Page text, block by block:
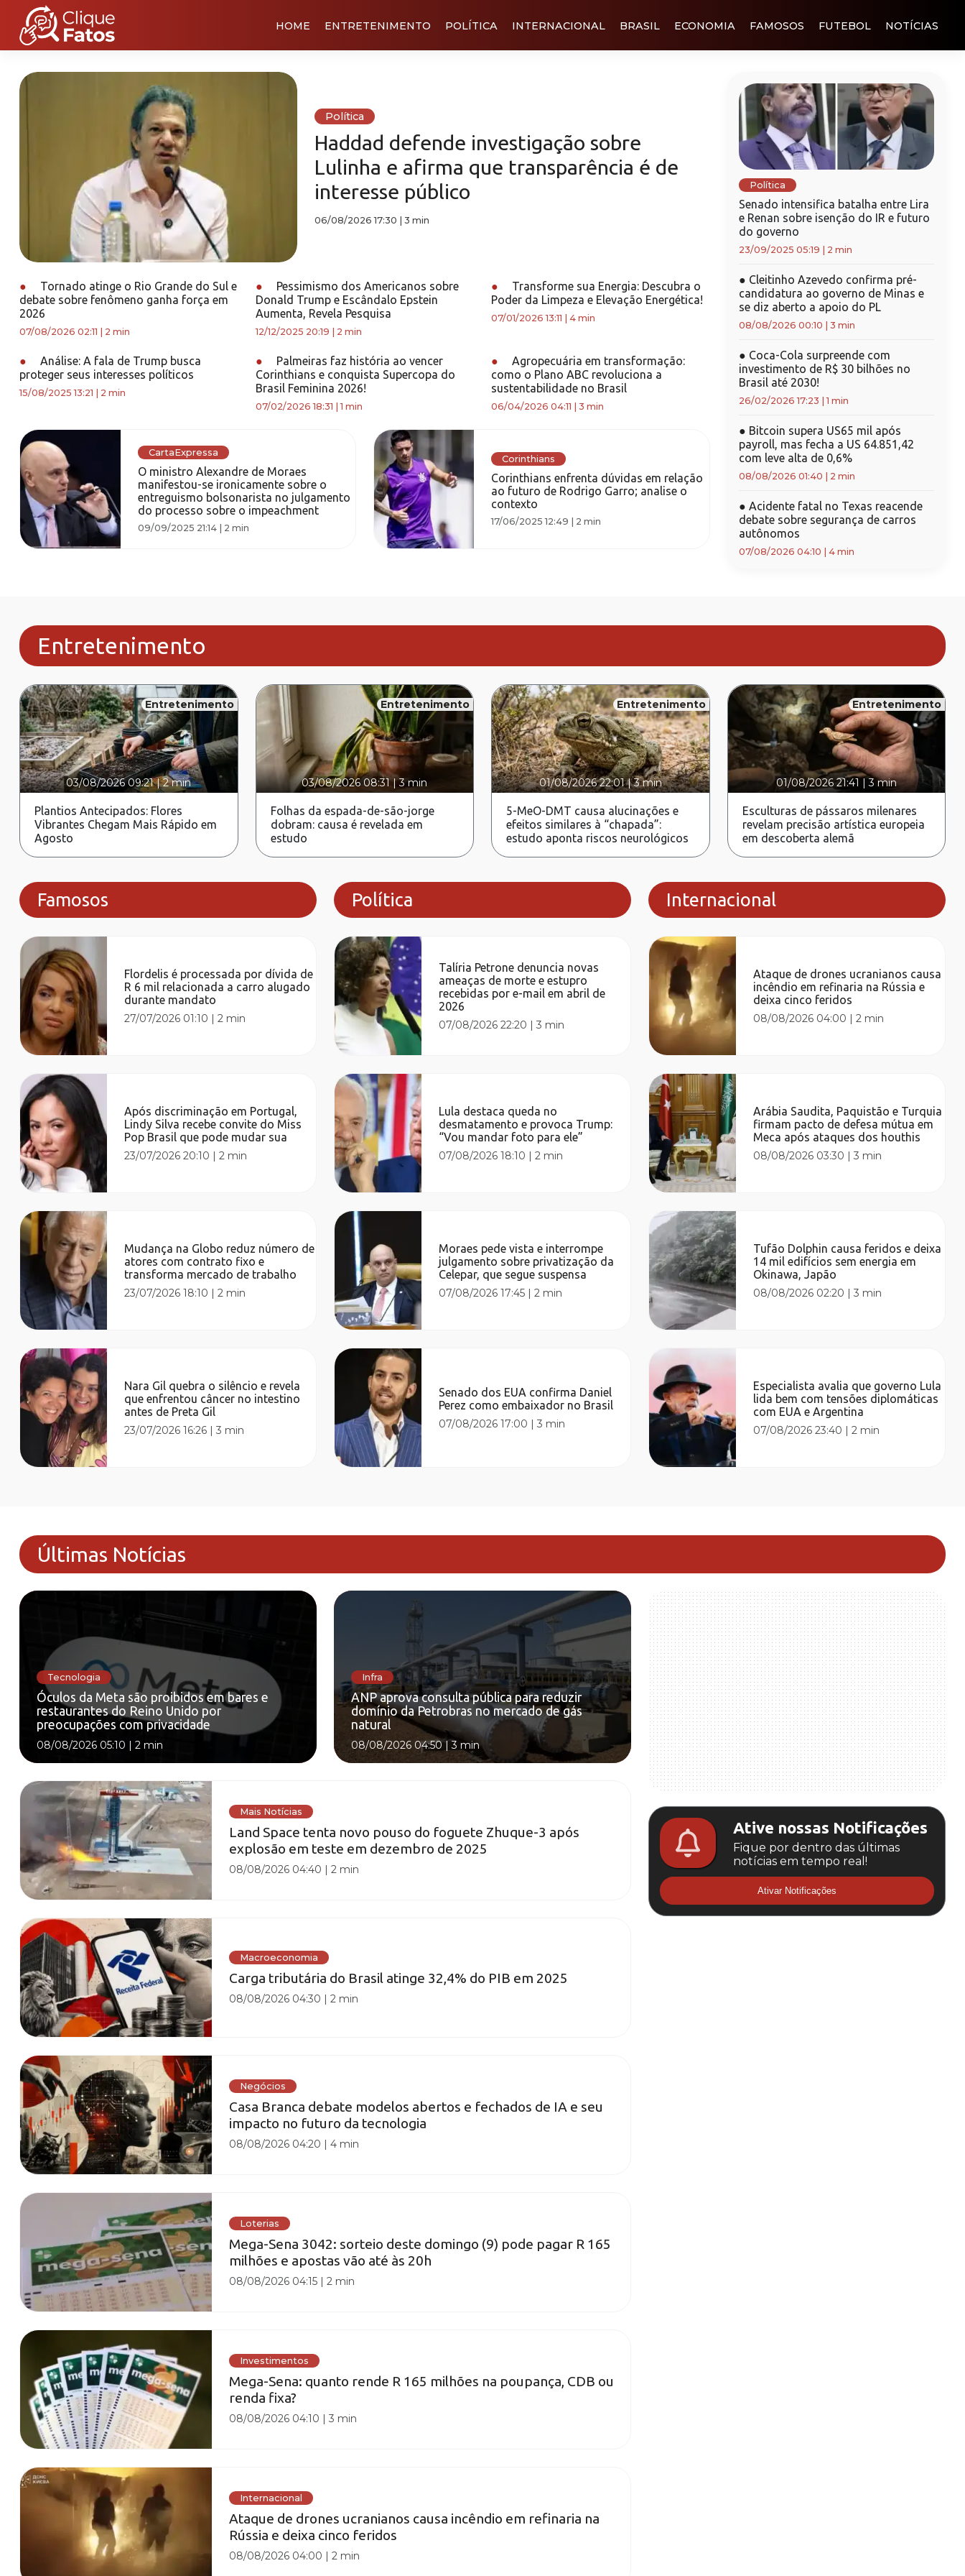
HOME ENTRETENIMENTO POLÍTICA INTERNACIONAL BRASIL ECONOMIA FAMOSOS FUTEBOL NOTÍCIAS
Política
Haddad defende investigação sobre
Lulinha e afirma que transparência é de
interesse público
06/08/2026 17:30 3 min
●
Tornado atinge o Rio Grande do Sul e
debate sobre fenômeno ganha força em
2026
07/08/2026 02:11 2 min
●
Pessimismo dos Americanos sobre
Donald Trump e Escândalo Epstein
Aumenta, Revela Pesquisa
12/12/2025 20:19 2 min
●
Transforme sua Energia: Descubra o
Poder da Limpeza e Elevação Energética!
07/01/2026 13:11 4 min
●
Análise: A fala de Trump busca
proteger seus interesses políticos
15/08/2025 13:21 2 min
●
Palmeiras faz história ao vencer
Corinthians e conquista Supercopa do
Brasil Feminina 2026!
07/02/2026 18:31 |1 min
●
Agropecuária em transformação:
como o Plano ABC revoluciona a
sustentabilidade no Brasil
06/04/2026 04:11 3 min
CartaExpressa
O ministro Alexandre de Moraes
manifestou-se ironicamente sobre o
entreguismo bolsonarista no julgamento
do processo sobre o impeachment
09/09/2025 21:14| 2 min
Corinthians
Corinthians enfrenta dúvidas em relação
ao futuro de Rodrigo Garro; analise o
contexto
17/06/2025 12:49 | 2 min
Política
Senado intensifica batalha entre Lira
e Renan sobre isenção do IR e futuro
do governo
23/09/2025 05:19 2 min
● Cleitinho Azevedo confirma pré-
candidatura ao governo de Minas e
se diz aberto a apoio do PL
08/08/2026 00:10 3 min
● Coca-Cola surpreende com
investimento de R$ 30 bilhões no
Brasil até 2030!
26/02/2026 17:23 |1 min
● Bitcoin supera US65 mil após
payroll, mas fecha a US 64.851,42
com leve alta de 0,6%
08/08/2026 01:40 2 min
● Acidente fatal no Texas reacende
debate sobre segurança de carros
autônomos
07/08/2026 04:10 4 min
Entretenimento
Entretenimento
03/08/2026 09:21|2 min
Plantios Antecipados: Flores
Vibrantes Chegam Mais Rápido em
Agosto
Entretenimento
03/08/2026 08:31|3 min
Folhas da espada-de-são-jorge
dobram: causa é revelada em
estudo
Entretenimento
01/08/2026 22:01|3 min
5-MeO-DMT causa alucinações e
efeitos similares à “chapada”:
estudo aponta riscos neurológicos
Entretenimento
01/08/2026 21:41 |3 min
Esculturas de pássaros milenares
revelam precisão artística europeia
em descoberta alemã
Famosos
Flordelis é processada por dívida de
R 6 mil relacionada a carro alugado
durante mandato
27/07/2026 01:10 |2 min
Após discriminação em Portugal,
Lindy Silva recebe convite do Miss
Pop Brasil que pode mudar sua
23/07/2026 20:10 |2 min
Mudança na Globo reduz número de
atores com contrato fixo e
transforma mercado de trabalho
23/07/2026 18:10 |2 min
Nara Gil quebra o silêncio e revela
que enfrentou câncer no intestino
antes de Preta Gil
23/07/2026 16:26 |3 min
Política
Talíria Petrone denuncia novas
ameaças de morte e estupro
recebidas por e-mail em abril de
2026
07/08/2026 22:20 |3 min
Lula destaca queda no
desmatamento e provoca Trump:
“Vou mandar foto para ele”
07/08/2026 18:10 |2 min
Moraes pede vista e interrompe
julgamento sobre privatização da
Celepar, que segue suspensa
07/08/2026 17:45 |2 min
Senado dos EUA confirma Daniel
Perez como embaixador no Brasil
07/08/2026 17:00 |3 min
Internacional
Ataque de drones ucranianos causa
incêndio em refinaria na Rússia e
deixa cinco feridos
08/08/2026 04:00 |2 min
Arábia Saudita, Paquistão e Turquia
firmam pacto de defesa mútua em
Meca após ataques dos houthis
08/08/2026 03:30 |3 min
Tufão Dolphin causa feridos e deixa
14 mil edifícios sem energia em
Okinawa, Japão
08/08/2026 02:20 |3 min
Especialista avalia que governo Lula
lida bem com tensões diplomáticas
com EUA e Argentina
07/08/2026 23:40 |2 min
Últimas Notícias
Tecnologia
Óculos da Meta são proibidos em bares e
restaurantes do Reino Unido por
preocupações com privacidade
08/08/2026 05:10 | 2 min
Infra
ANP aprova consulta pública para reduzir
domínio da Petrobras no mercado de gás
natural
08/08/2026 04:50|3 min
Mais Notícias
Land Space tenta novo pouso do foguete Zhuque-3 após
explosão em teste em dezembro de 2025
08/08/2026 04:40 |2 min
Macroeconomia
Carga tributária do Brasil atinge 32,4% do PIB em 2025
08/08/2026 04:30 |2 min
Negócios
Casa Branca debate modelos abertos e fechados de IA e seu
impacto no futuro da tecnologia
08/08/2026 04:20 |4 min
Loterias
Mega-Sena 3042: sorteio deste domingo (9) pode pagar R 165
milhões e apostas vão até às 20h
08/08/2026 04:15 |2 min
Investimentos
Mega-Sena: quanto rende R 165 milhões na poupança, CDB ou
renda fixa?
08/08/2026 04:10 |3 min
Internacional
Ataque de drones ucranianos causa incêndio em refinaria na
Rússia e deixa cinco feridos
08/08/2026 04:00 |2 min
Ative nossas Notificações
Fique por dentro das últimas
notícias em tempo real!
Ativar Notificações